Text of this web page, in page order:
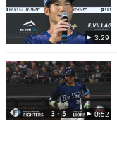
3:29
0:52